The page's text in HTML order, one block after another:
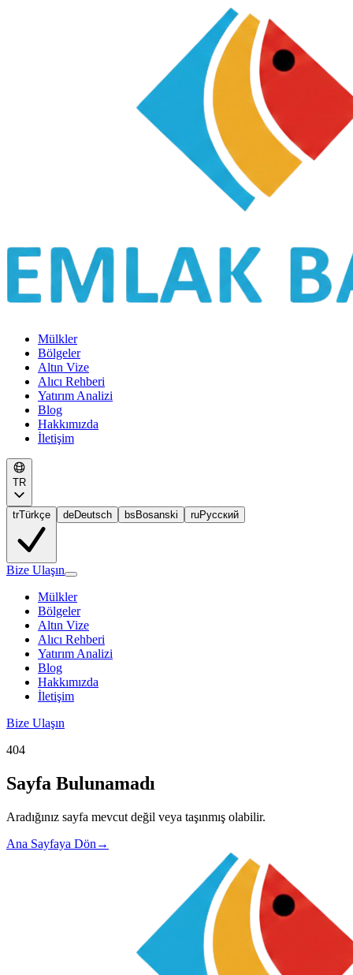
Mülkler
Bölgeler
Altın Vize
Alıcı Rehberi
Yatırım Analizi
Blog
Hakkımızda
İletişim
TR
trTürkçe deDeutsch bs Bosanski ruРусский
Bize Ulaşın
Mülkler
Bölgeler
Altın Vize
Alıcı Rehberi
Yatırım Analizi
Blog
Hakkımızda
İletişim
Bize Ulaşın
404
Sayfa Bulunamadı
Aradığınız sayfa mevcut değil veya taşınmış olabilir.
Ana Sayfaya Dön →